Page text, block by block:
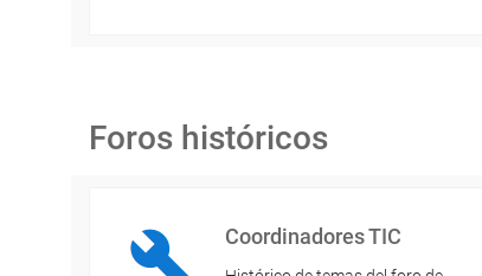
Foros históricos
Coordinadores TIC